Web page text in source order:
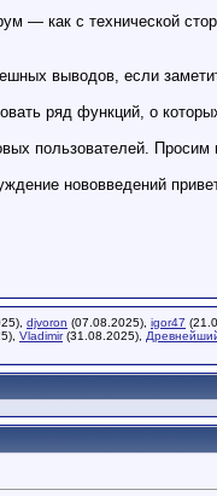
— как с технической
выводов, если
ряд функций, о
пользователей.
нововведений
djvoron (07.08.2025), igor47
Vladimir(31.08.2025),